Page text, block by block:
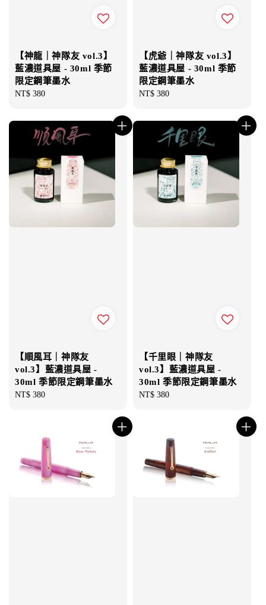
【神龍｜神隊友 vol.3】
藍濃道具屋 - 30ml 季節
限定鋼筆墨水
Regular
NT$ 380
【虎爺｜神隊友 vol.3】
藍濃道具屋 - 30ml 季節
限定鋼筆墨水
Regular
NT$ 380
【順風耳｜神隊友
vol.3】藍濃道具屋 -
30ml 季節限定鋼筆墨水
Regular
NT$ 380
【千里眼｜神隊友
vol.3】藍濃道具屋 -
30ml 季節限定鋼筆墨水
Regular
NT$ 380